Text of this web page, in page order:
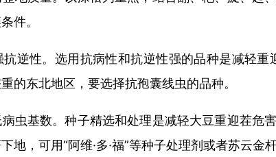
件。
抗逆性。选用抗病性和抗逆性强的品种是减轻
的东北地区，要选择抗孢囊线虫的品种。
病虫基数。种子精选和处理是减轻大豆重迎茬
地，可用“阿维·多·福”等种子处理剂或者苏云